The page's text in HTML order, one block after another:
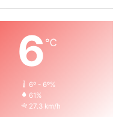
6 ℃
6º - 6º%
61%
27.3 km/h